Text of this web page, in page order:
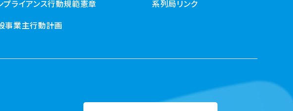
プライアンス行動規範憲章
事業主行動計画
系列局リンク